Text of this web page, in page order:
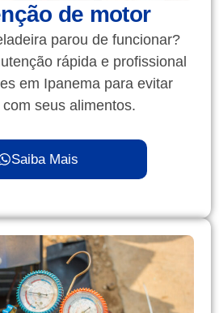
de motor
parou de funcionar?
rápida e profissional
em Ipanema para evitar
seus alimentos.
Saiba Mais